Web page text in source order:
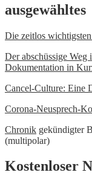
ausgewähltes
Die zeitlos
Der abschüssige Weg
Dokumentation in
Cancel-Culture: Eine
Corona-Neusprech-
Chronik gekündigter
(multipolar)
Kostenloser